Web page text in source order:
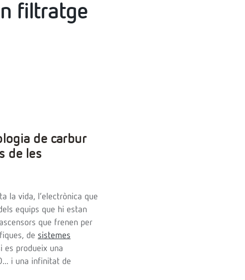
filtratge
de carbur
de les
la vida, l’electrònica que
equips que hi estan
que frenen per
de sistemes
es produeix una
i una infinitat de